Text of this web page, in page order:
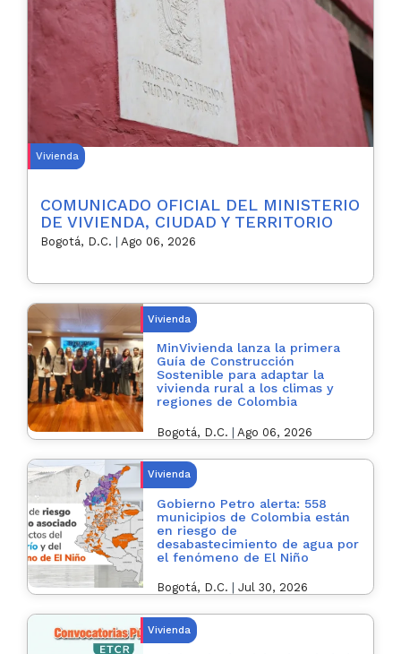
Vivienda
COMUNICADO OFICIAL DEL MINISTERIO
DE VIVIENDA, CIUDAD Y TERRITORIO
Bogotá, D.C. Ago 06, 2026
Vivienda
MinVivienda lanza la primera
Guía de Construcción
Sostenible para adaptar la
vivienda rural a los climas y
regiones de Colombia
Bogotá, D.C. Ago 06, 2026
Vivienda
Gobierno Petro alerta: 558
municipios de Colombia están
en riesgo de
desabastecimiento de agua por
el fenómeno de El Niño
Bogotá, D.C. Jul 30, 2026
Vivienda